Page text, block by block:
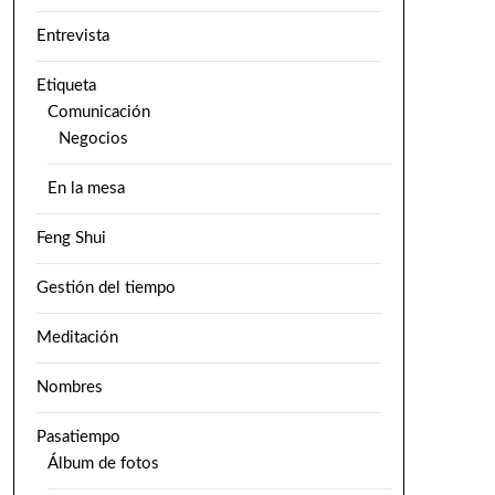
Entrevista
Etiqueta
Comunicación
Negocios
En la mesa
Feng Shui
Gestión del tiempo
Meditación
Nombres
Pasatiempo
Álbum de fotos